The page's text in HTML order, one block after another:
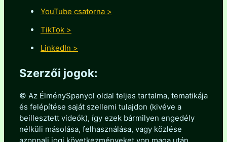
YouTube csatorna >
TikTok >
LinkedIn >
Szerzői jogok:
© Az ÉlménySpanyol oldal teljes tartalma, tematikája
és felépítése saját szellemi tulajdon (kivéve a
beillesztett videók), így ezek bármilyen engedély
nélküli másolása, felhasználása, vagy közlése